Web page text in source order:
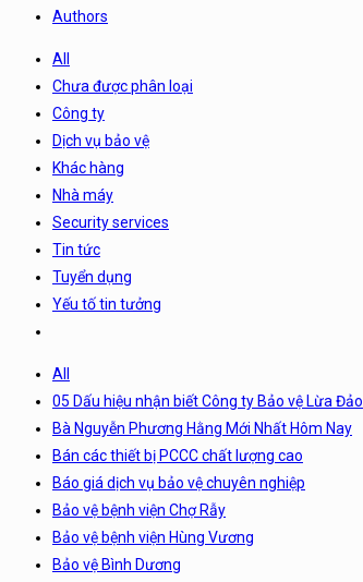
Authors
All
Chưa được phân loại
Công ty
Dịch vụ bảo vệ
Khác hàng
Nhà máy
Security services
Tin tức
Tuyển dụng
Yếu tố tin tưởng
All
05 Dấu hiệu nhận biết Công ty Bảo vệ Lừa Đảo
Bà Nguyễn Phương Hằng Mới Nhất Hôm Nay
Bán các thiết bị PCCC chất lượng cao
Báo giá dịch vụ bảo vệ chuyên nghiệp
Bảo vệ bệnh viện Chợ Rẫy
Bảo vệ bệnh viện Hùng Vương
Bảo vệ Bình Dương